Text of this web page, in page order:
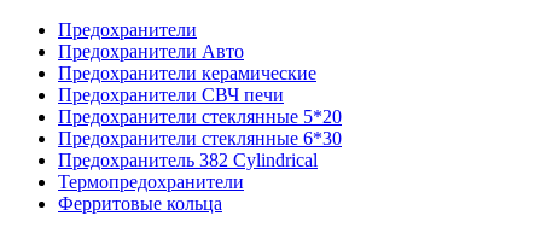
Предохранители
Предохранители Авто
Предохранители керамические
Предохранители СВЧ печи
Предохранители стеклянные 5*20
Предохранители стеклянные 6*30
Предохранитель 382 Cylindrical
Термопредохранители
Ферритовые кольца